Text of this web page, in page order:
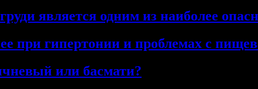
является одним из наиболее
при гипертонии и проблемах с
или басмати?